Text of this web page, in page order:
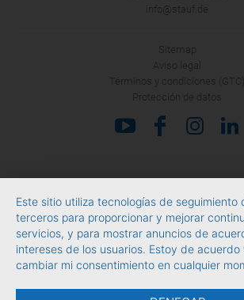
info@stauf.de
Sitemap
Aviso legal
Términos y condiciones (GTC)
Protección de datos
Este sitio utiliza tecnologías de seguimiento
terceros para proporcionar y mejorar
servicios, y para mostrar anuncios de
intereses de los usuarios. Estoy de
cambiar mi consentimiento en cualquier